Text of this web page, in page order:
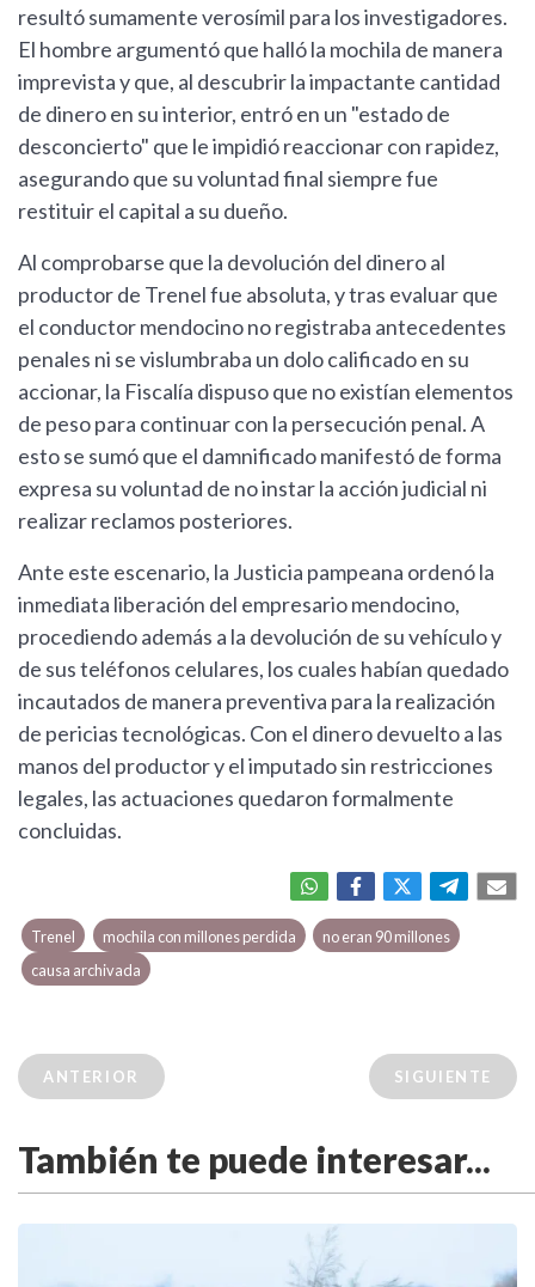
resultó sumamente verosímil para los investigadores.
El hombre argumentó que halló la mochila de manera
imprevista y que, al descubrir la impactante cantidad
de dinero en su interior, entró en un "estado de
desconcierto" que le impidió reaccionar con rapidez,
asegurando que su voluntad final siempre fue
restituir el capital a su dueño.
Al comprobarse que la devolución del dinero al
productor de Trenel fue absoluta, y tras evaluar que
el conductor mendocino no registraba antecedentes
penales ni se vislumbraba un dolo calificado en su
accionar, la Fiscalía dispuso que no existían elementos
de peso para continuar con la persecución penal. A
esto se sumó que el damnificado manifestó de forma
expresa su voluntad de no instar la acción judicial ni
realizar reclamos posteriores.
Ante este escenario, la Justicia pampeana ordenó la
inmediata liberación del empresario mendocino,
procediendo además a la devolución de su vehículo y
de sus teléfonos celulares, los cuales habían quedado
incautados de manera preventiva para la realización
de pericias tecnológicas. Con el dinero devuelto a las
manos del productor y el imputado sin restricciones
legales, las actuaciones quedaron formalmente
concluidas.
Trenel mochila con millones perdida
no eran 90 millones
causa archivada
ANTERIOR SIGUIENTE
También te puede interesar...